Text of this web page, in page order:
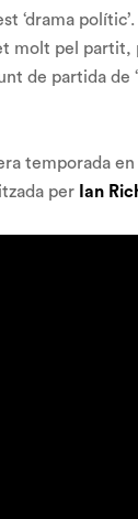
‘drama
molt pel
de partida de ‘
temporada
per Ian